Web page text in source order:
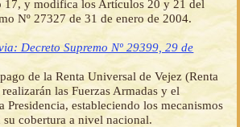
y modifica los Artículos 20 y 21 del
Nº 27327 de 31 de enero de 2004.
Decreto Supremo Nº 29399, 29 de
de la Renta Universal de Vejez (Renta
las Fuerzas Armadas y el
Presidencia, estableciendo los mecanismos
su cobertura a nivel nacional.